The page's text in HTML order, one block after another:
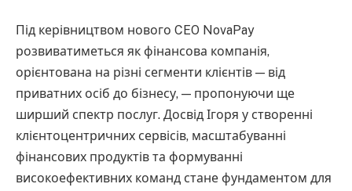
Під керівництвом нового CEO NovaPay
розвиватиметься як фінансова компанія,
орієнтована на різні сегменти клієнтів — від
приватних осіб до бізнесу, — пропонуючи ще
ширший спектр послуг. Досвід Ігоря у створенні
клієнтоцентричних сервісів, масштабуванні
фінансових продуктів та формуванні
високоефективних команд стане фундаментом для